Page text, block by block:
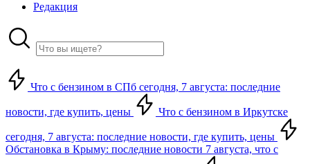
Редакция
Что с бензином в СПб сегодня, 7 августа: последние
новости, где купить, цены Что с бензином в Иркутске
сегодня, 7 августа: последние новости, где купить, цены
Обстановка в Крыму: последние новости 7 августа, что с